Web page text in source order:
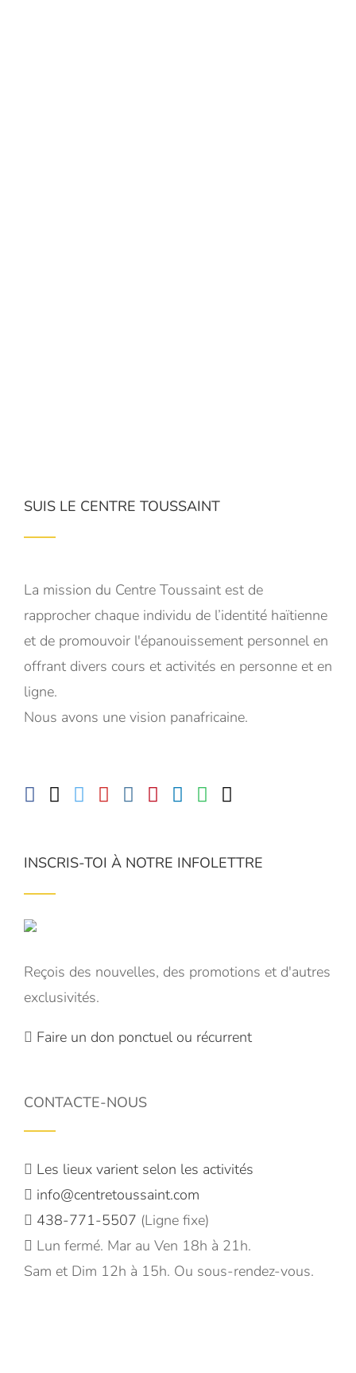
SUIS LE CENTRE TOUSSAINT
La mission du Centre Toussaint est de
rapprocher chaque individu de l’identité haïtienne
et de promouvoir l'épanouissement personnel en
offrant divers cours et activités en personne et en
ligne.
Nous avons une vision panafricaine.
INSCRIS-TOI À NOTRE INFOLETTRE
Reçois des nouvelles, des promotions et d'autres
exclusivités.
Faire un don ponctuel ou récurrent
CONTACTE-NOUS
Les lieux varient selon les activités
info@centretoussaint.com
438-771-5507 (Ligne fixe)
Lun fermé. Mar au Ven 18h à 21h.
Sam et Dim 12h à 15h. Ou sous-rendez-vous.